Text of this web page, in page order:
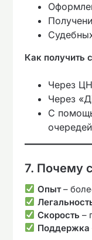
Как получить
Через
Через
С
7. Почему
Опыт–
Скорость –
Поддержка